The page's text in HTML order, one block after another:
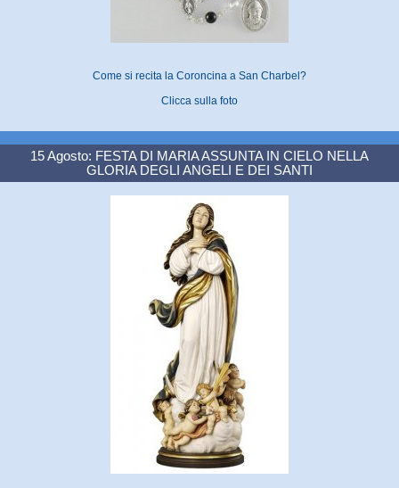
Come si recita la Coroncina a San Charbel?
Clicca sulla foto
15 Agosto: FESTA DI MARIA ASSUNTA IN CIELO NELLA
GLORIA DEGLI ANGELI E DEI SANTI